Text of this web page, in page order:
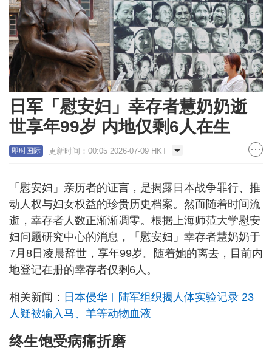
日军「慰安妇」幸存者慧奶奶逝
世享年99岁 内地仅剩6人在生
即时国际 更新时间：00:05 2026-07-09 HKT
「慰安妇」亲历者的证言，是揭露日本战争罪行、推
动人权与妇女权益的珍贵历史档案。然而随着时间流
逝，幸存者人数正渐渐凋零。根据上海师范大学慰安
妇问题研究中心的消息，「慰安妇」幸存者慧奶奶于
7月8日凌晨辞世，享年99岁。随着她的离去，目前内
地登记在册的幸存者仅剩6人。
相关新闻： 日本侵华︱陆军组织揭人体实验记录 23
人疑被输入马、羊等动物血液
终生饱受病痛折磨